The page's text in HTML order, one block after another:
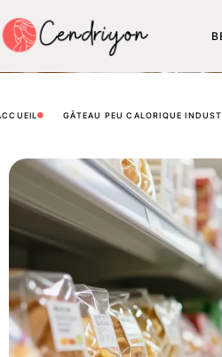
GÂTEAU PEU CALORIQUE